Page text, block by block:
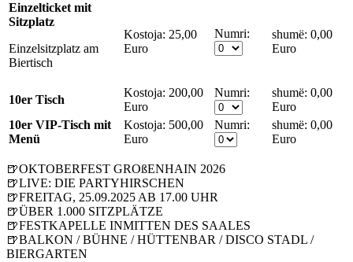
Einzelticket mit
Sitzplatz
Einzelsitzplatz am
Biertisch
Kostoja: 25,00
Euro
Numri:
0,00
Euro
10er Tisch
Kostoja: 200,00
Euro
Numri:
0,00
Euro
10er VIP-Tisch mit
Menü
Kostoja: 500,00
Euro
Numri:
0,00
Euro
🍺OKTOBERFEST GROßENHAIN 2026
🍺LIVE: DIE PARTYHIRSCHEN
🍺FREITAG, 25.09.2025 AB 17.00 UHR
🍺ÜBER 1.000 SITZPLÄTZE
🍺FESTKAPELLE INMITTEN DES SAALES
🍺BALKON / BÜHNE / HÜTTENBAR / DISCO STADL /
BIERGARTEN